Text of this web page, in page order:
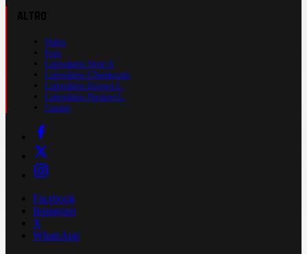
Video
Foto
Calendario Serie A
Calendario Champions
Calendario Europa L.
Calendario Premier L.
Casinò
Facebook
Instagram
X
WhatsApp